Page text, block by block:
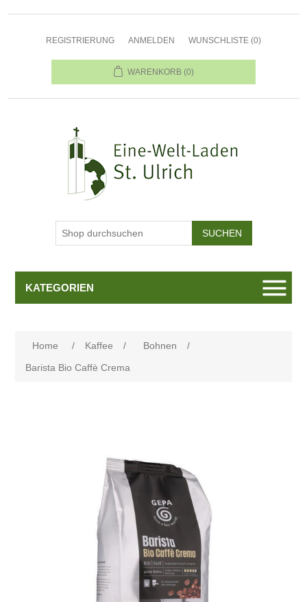
REGISTRIERUNG ANMELDEN WUNSCHLISTE (0)
WARENKORB (0)
KATEGORIEN
Home / Kaffee / Bohnen
/
Barista Bio Caffè Crema